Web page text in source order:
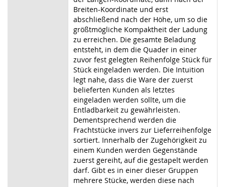
Breiten-Koordinate und erst
abschließend nach der Höhe, um so die
größtmögliche Kompaktheit der Ladung
zu erreichen. Die gesamte Beladung
entsteht, in dem die Quader in einer
zuvor fest gelegten Reihenfolge Stück für
Stück eingeladen werden. Die Intuition
legt nahe, dass die Ware der zuerst
belieferten Kunden als letztes
eingeladen werden sollte, um die
Entladbarkeit zu gewährleisten.
Dementsprechend werden die
Frachtstücke invers zur Lieferreihenfolge
sortiert. Innerhalb der Zugehörigkeit zu
einem Kunden werden Gegenstände
zuerst gereiht, auf die gestapelt werden
darf. Gibt es in einer dieser Gruppen
mehrere Stücke, werden diese nach